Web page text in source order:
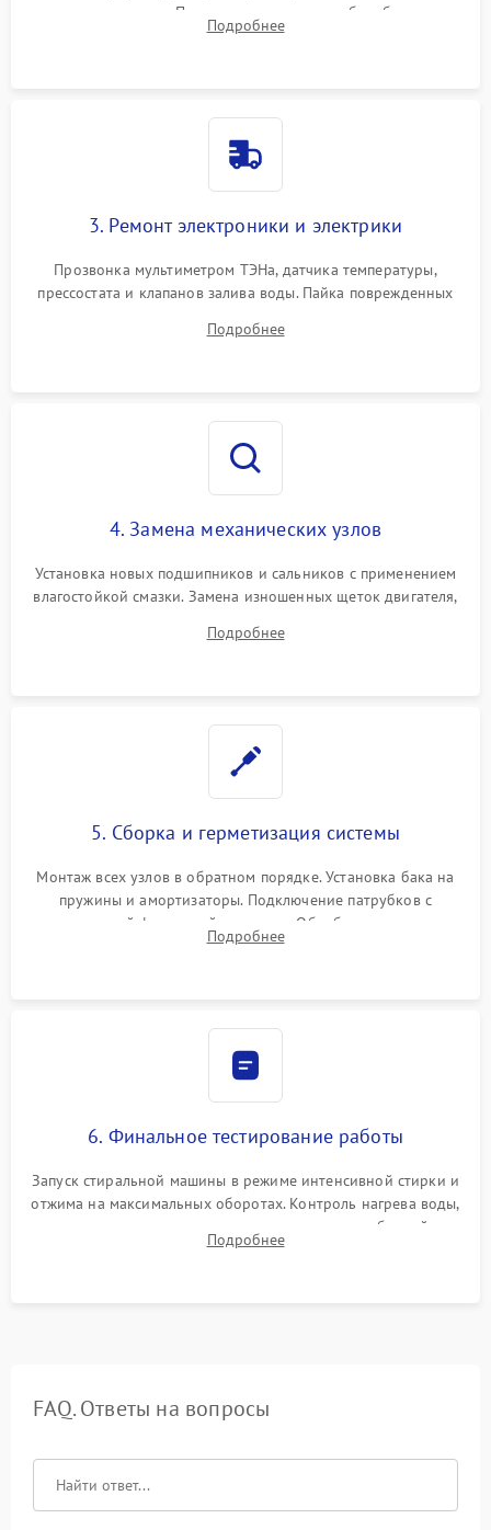
амортизаторов. Проверка подшипников барабана и
крестовины на износ, а манжеты люка на разрывы.
Подробнее
3. Ремонт электроники и электрики
Прозвонка мультиметром ТЭНа, датчика температуры,
прессостата и клапанов залива воды. Пайка поврежденных
Восстановление целостности проводки и контактов.
Подробнее
4. Замена механических узлов
Установка новых подшипников и сальников с применением
влагостойкой смазки. Замена изношенных щеток двигателя,
или поврежденной резиновой манжеты.
Подробнее
5. Сборка и герметизация системы
Монтаж всех узлов в обратном порядке. Установка бака на
пружины и амортизаторы. Подключение патрубков с
надежной фиксацией хомутами. Обработка стыков
герметиком для предотвращения возможных протечек воды.
Подробнее
6. Финальное тестирование работы
Запуск стиральной машины в режиме интенсивной стирки и
отжима на максимальных оборотах. Контроль нагрева воды,
корректности слива, отсутствия излишних вибраций,
посторонних стуков и протечек под корпусом.
Подробнее
FAQ. Ответы на вопросы